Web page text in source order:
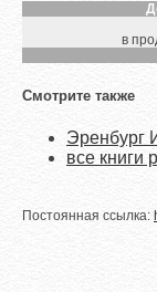
в
Смотрите также
Эренбург
все книги
Постоянная ссылка: